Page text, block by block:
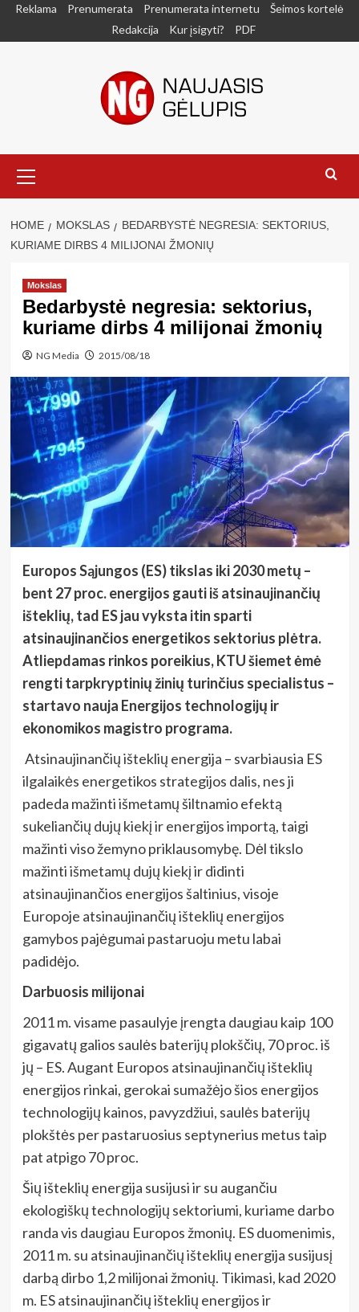
SkipReklama Prenumerata Prenumerata internetu
Šeimos kortelė
Redakcija
Kur įsigyti? PDF
Menu
HOME MOKSLAS
BEDARBYSTĖ NEGRESIA: SEKTORIUS,
KURIAME DIRBS 4 MILIJONAI ŽMONIŲ
Mokslas
Bedarbystė negresia: sektorius,
kuriame dirbs 4 milijonai žmonių
NG Media 2015/08/18
Europos Sąjungos (ES) tikslas iki 2030 metų –
bent 27 proc. energijos gauti iš atsinaujinančių
išteklių, tad ES jau vyksta itin sparti
atsinaujinančios energetikos sektorius plėtra.
Atliepdamas rinkos poreikius, KTU šiemet ėmė
rengti tarpkryptinių žinių turinčius specialistus –
startavo nauja Energijos technologijų ir
ekonomikos magistro programa.
Atsinaujinančių išteklių energija – svarbiausia ES
ilgalaikės energetikos strategijos dalis, nes ji
padeda mažinti išmetamų šiltnamio efektą
sukeliančių dujų kiekį ir energijos importą, taigi
mažinti viso žemyno priklausomybę. Dėl tikslo
mažinti išmetamų dujų kiekį ir didinti
atsinaujinančios energijos šaltinius, visoje
Europoje atsinaujinančių išteklių energijos
gamybos pajėgumai pastaruoju metu labai
padidėjo.
Darbuosis milijonai
2011 m. visame pasaulyje įrengta daugiau kaip 100
gigavatų galios saulės baterijų plokščių, 70 proc. iš
jų – ES. Augant Europos atsinaujinančių išteklių
energijos rinkai, gerokai sumažėjo šios energijos
technologijų kainos, pavyzdžiui, saulės baterijų
plokštės per pastaruosius septynerius metus taip
pat atpigo 70 proc.
Šių išteklių energija susijusi ir su augančiu
ekologiškų technologijų sektoriumi, kuriame darbo
randa vis daugiau Europos žmonių. ES duomenimis,
2011 m. su atsinaujinančių išteklių energija susijusį
darbą dirbo 1,2 milijonai žmonių. Tikimasi, kad 2020
m. ES atsinaujinančių išteklių energijos ir